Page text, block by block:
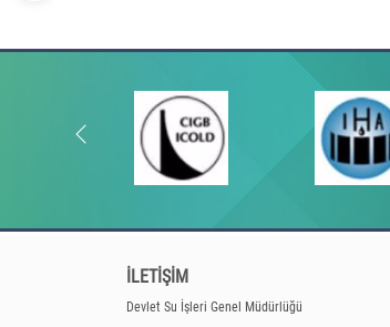
İLETİŞİM
Devlet Su İşleri Genel Müdürlüğü